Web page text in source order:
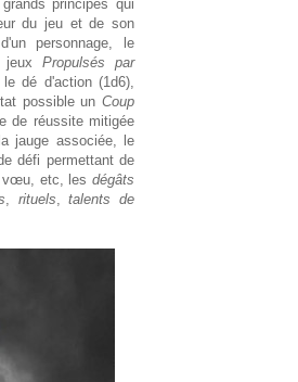
principes qui
du jeu et de son
personnage, le
jeux Propulsés par
dé d'action (1d6),
possible un Coup
de réussite mitigée
jauge associée, le
défi permettant de
vœu, etc, les dégâts
, rituels,talents de